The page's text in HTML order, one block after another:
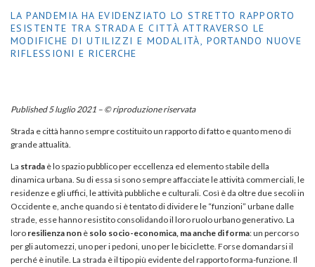
LA PANDEMIA HA EVIDENZIATO LO STRETTO RAPPORTO
ESISTENTE TRA STRADA E CITTÀ ATTRAVERSO LE
MODIFICHE DI UTILIZZI E MODALITÀ, PORTANDO NUOVE
RIFLESSIONI E RICERCHE
Published 5 luglio 2021 – © riproduzione riservata
Strada e città hanno sempre costituito un rapporto di fatto e quanto meno di
grande attualità.
La strada è lo spazio pubblico per eccellenza ed elemento stabile della
dinamica urbana. Su di essa si sono sempre affacciate le attività commerciali, le
residenze e gli uffici, le attività pubbliche e culturali. Così è da oltre due secoli in
Occidente e, anche quando si è tentato di dividere le “funzioni” urbane dalle
strade, esse hanno resistito consolidando il loro ruolo urbano generativo. La
loro resilienza non è solo socio-economica, ma anche di forma: un percorso
per gli automezzi, uno per i pedoni, uno per le biciclette. Forse domandarsi il
perché è inutile. La strada è il tipo più evidente del rapporto forma-funzione. Il